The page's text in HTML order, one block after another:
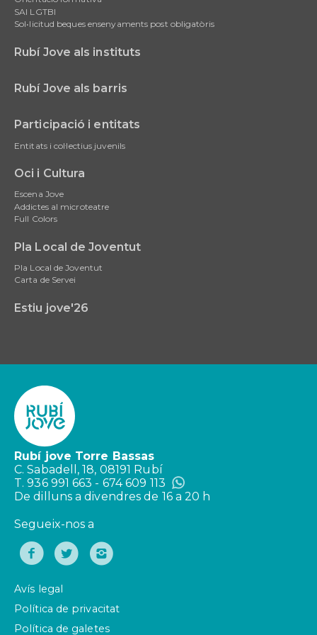
SAI LGTBI
Sol•licitud beques ensenyaments post obligatòris
Rubí Jove als instituts
Rubí Jove als barris
Participació i entitats
Entitats i col·lectius juvenils
Oci i Cultura
Escena Jove
Addictes al microteatre
Full Colors
Pla Local de Joventut
Pla Local de Joventut
Carta de Servei
Estiu jove'26
Rubí jove Torre Bassas
C. Sabadell, 18, 08191 Rubí
T. 936 991 663 - 674 609 113
De dilluns a divendres de 16 a 20 h
Segueix-nos a
Avís legal
Política de privacitat
Política de galetes